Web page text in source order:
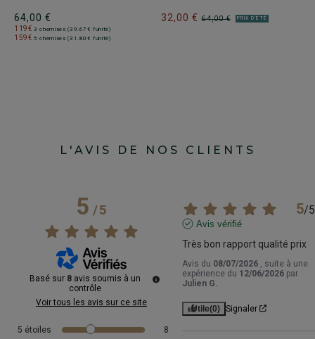
64,00 €
119€ 3 chemises (39.67€ l'unité)
159€ 5 chemises (31.80€ l'unité)
64,00 €
32,00 € PRIX D'ÉTÉ
L'AVIS DE NOS CLIENTS
5/5
Basé sur 8 avis soumis à un
contrôle
Voir tous les avis sur ce site
5 étoiles
8
5/5
Avis vérifié
Très bon rapport qualité prix
Avis du 08/07/2026
, suite à une
expérience du 12/06/2026 par
Julien G.
Utile(0) Signaler